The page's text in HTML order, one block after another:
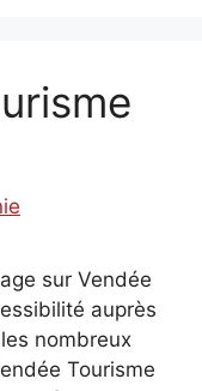
sur Vendée
auprès
nombreux
Tourisme